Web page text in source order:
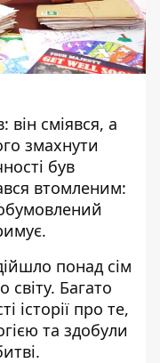
сміявся, а
змахнути
був
втомленим:
понад сім
світу. Багато
історії про те,
та здобули